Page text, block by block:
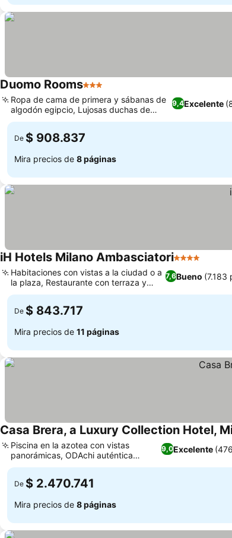
Duomo Rooms3 Estrellas
9,4Excelente
Ropa de cama de primera y sábanas de
algodón egipcio, Lujosas duchas de
efecto lluvia
De $ 908.837
Mira precios de 8 páginas
iH Hotels Milano Ambasciatori4 Estrellas
7,6Bueno (7.183
Habitaciones con vistas a la ciudad o a
la plaza, Restaurante con terraza y
vistas
De $ 843.717
Mira precios de 11 páginas
Casa Brera, a Luxury Collection Hotel,
9,0Excelente
Piscina en la azotea con vistas
panorámicas, ODAchi auténtica
comida japonesa
De $ 2.470.741
Mira precios de 8 páginas